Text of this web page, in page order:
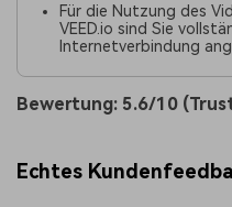
Für die Nutzung des
VEED.io sind Sie
Internetverbindung
Bewertung: 5.6/10
Echtes